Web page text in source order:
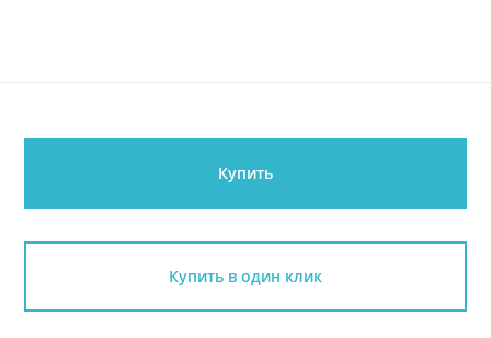
Купить
Купить в один клик